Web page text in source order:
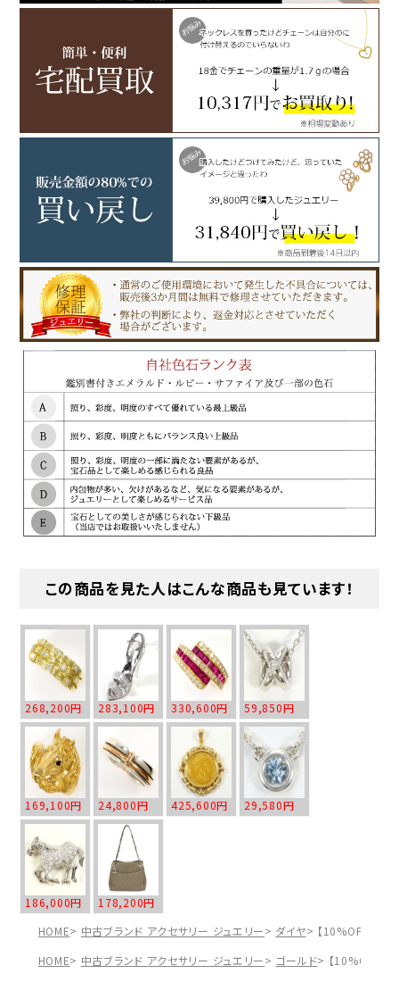
この商品を見た人はこんな商品も見ています！
268,200円 283,100円 330,600円 59,850円
169,100円 24,800円 425,600円 29,580円
186,000円
178,200円
HOME
中古ブランド アクセサリー ジュエリー ダイヤ
【10%OFF】
HOME
中古ブランド アクセサリー ジュエリー ゴールド 【10%OFF】